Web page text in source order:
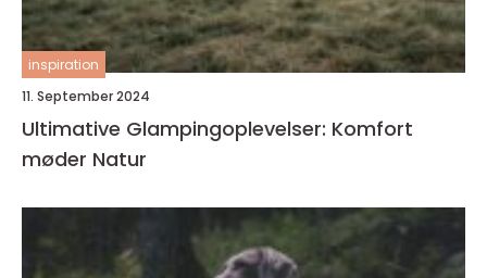
inspiration
11. September 2024
Ultimative Glampingoplevelser: Komfort
møder Natur